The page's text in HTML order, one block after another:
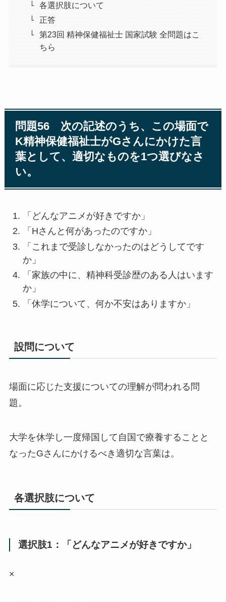
各選択肢について
正答
第23回 精神保健福祉士 国家試験 全問題はこ
ちら
問題56 次の記述のうち、この場面で
K精神保健福祉士がGさんにかけた言
葉として、適切なものを1つ選びなさ
い。
「どんなアニメが好きですか」
「Hさんと何があったのですか」
「これまで受診しなかったのはどうしてです
か」
「家族の中に、精神科受診歴のある人はいます
か」
「休学について、何か不安はありますか」
設問について
場面に応じた支援についての理解が問われる問
題。
大学を休学し一度帰国して自国で療養することと
なったGさんにかけるべき適切な言葉は。
各選択肢について
選択肢1：「どんなアニメが好きですか」
×